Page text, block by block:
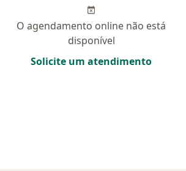
O agendamento online não está
disponível
Solicite um atendimento